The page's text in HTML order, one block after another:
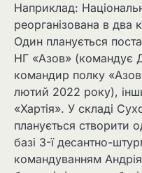
Наприклад:
реорганізована в два
Один планується
НГ «Азов» (командує
командир полку
лютий 2022 року),
«Хартія». У складі
планується створити
базі 3-ї десантно-
командуванням Андрія